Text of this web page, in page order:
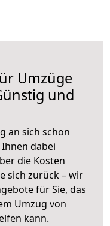
Umzüge
und
an sich schon
dabei
die Kosten
sich zurück – wir
für Sie, das
Umzug von
kann.